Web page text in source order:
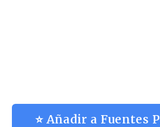
⭐ Añadir a Fuentes